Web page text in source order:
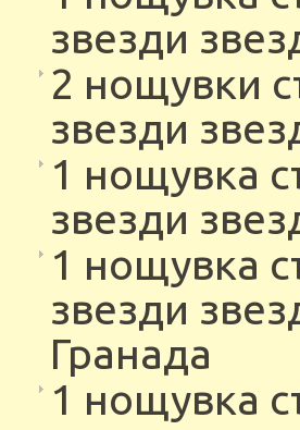
звезди
2 нощувки
звезди
1 нощувка
звезди
1 нощувка
звезди
Гранада
1 нощувка